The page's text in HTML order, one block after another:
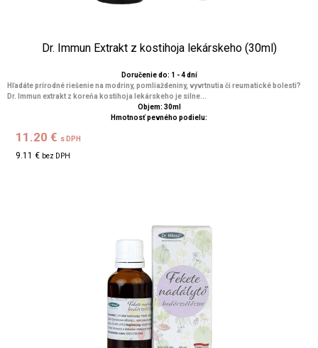
Dr. Immun Extrakt z kostihoja lekárskeho (30ml)
Doručenie do: 1 - 4 dní
Hľadáte prírodné riešenie na modriny, pomliaždeniny, vyvrtnutia či reumatické bolesti?
Dr. Immun extrakt z koreňa kostihoja lekárskeho je silne...
Objem: 30ml
Hmotnosť pevného podielu:
11.20 € s DPH
9.11 € bez DPH